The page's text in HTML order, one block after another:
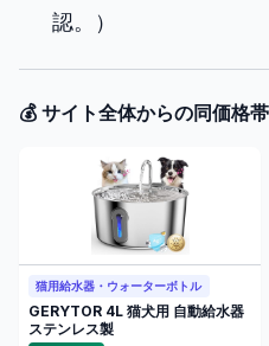
認。）
💰 サイト全体からの同価格
猫用給水器・ウォーターボトル
GERYTOR 4L 猫犬用 自動給水器
ステンレス製